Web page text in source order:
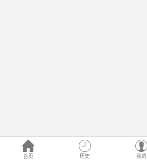
首页 历史 我的